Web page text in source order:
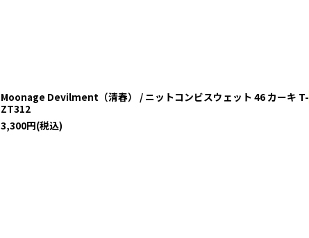
Moonage Devilment（清春） / ニットコンビスウェット 46 カーキ T-
ZT312
3,300円(税込)